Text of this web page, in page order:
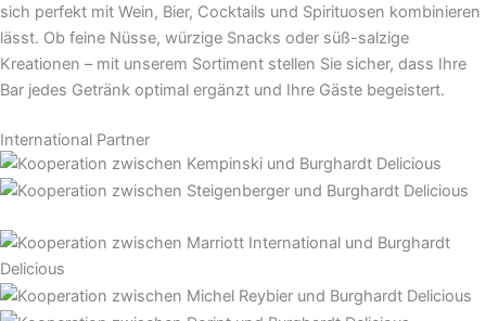
sich perfekt mit Wein, Bier, Cocktails und Spirituosen kombinieren
lässt. Ob feine Nüsse, würzige Snacks oder süß-salzige
Kreationen – mit unserem Sortiment stellen Sie sicher, dass Ihre
Bar jedes Getränk optimal ergänzt und Ihre Gäste begeistert.
International Partner